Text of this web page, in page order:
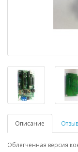
Описание
Облегченная версия